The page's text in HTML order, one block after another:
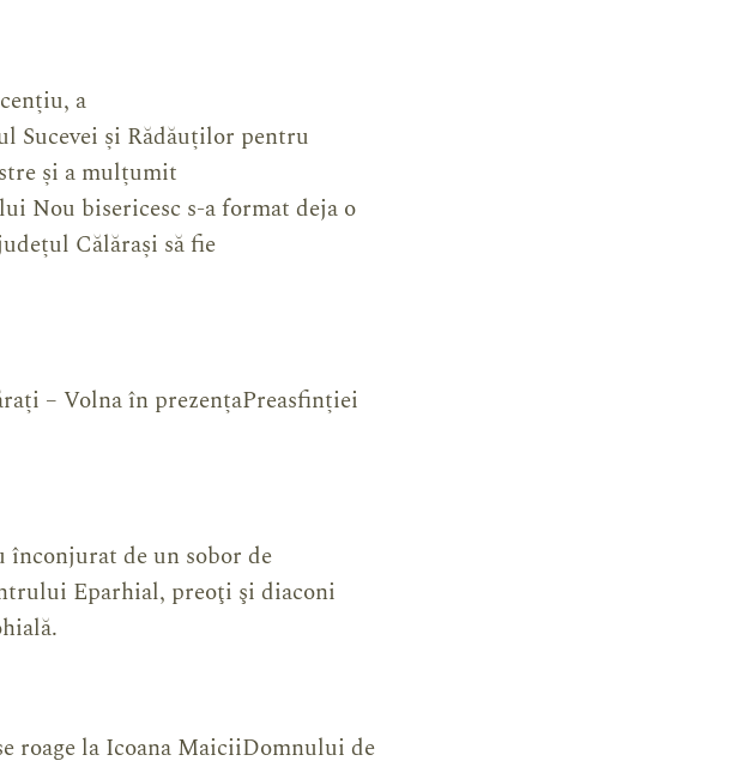
a
și Rădăuților pentru
și a mulțumit
Nou bisericesc s-a format deja o
Călărași să fie
– Volna în prezențaPreasfinției
de un sobor de
Eparhial, preoţi şi diaconi
roage la Icoana MaiciiDomnului de